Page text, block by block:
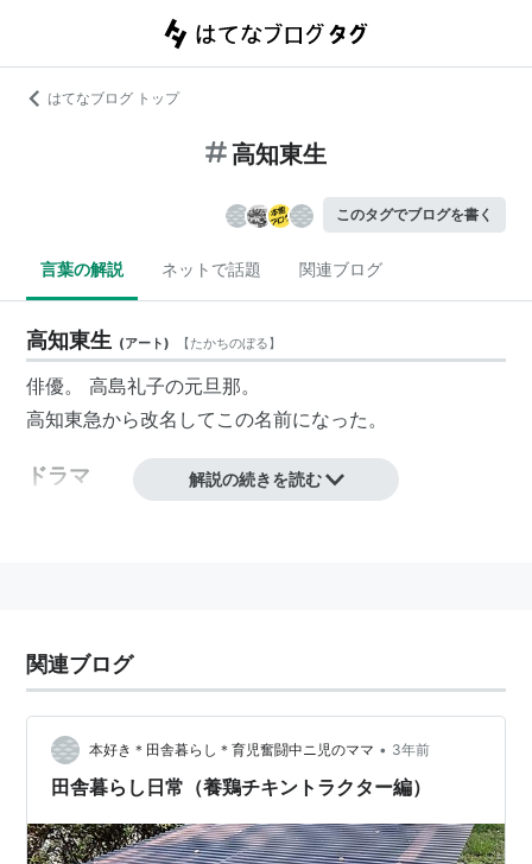
はてなブログ トップ
高知東生
このタグでブログを書く
言葉の解説 ネットで話題 関連ブログ
高知東生 (アート) 【たかちのぼる】
俳優。高島礼子の元旦那。
高知東急から改名してこの名前になった。
ドラマ 解説の続きを読む
関連ブログ
本好き＊田舎暮らし＊育児奮闘中ニ児のママ • 3年前
田舎暮らし日常（養鶏チキントラクター編）